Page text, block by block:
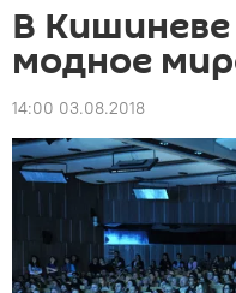
В
модное
14:00 03.08.2018